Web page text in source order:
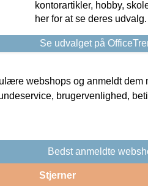
kontorartikler, hobby,
her for at se deres udvalg.
Se udvalget på
webshops og anmeldt dem
brugervenlighed,
Bedst anmeldte
Stjerner